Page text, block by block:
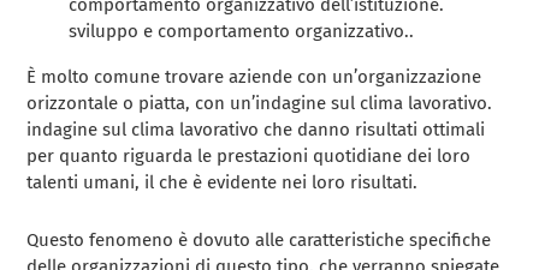
comportamento organizzativo dell’istituzione.
sviluppo e comportamento organizzativo..
È molto comune trovare aziende con un’organizzazione
orizzontale o piatta, con un’indagine sul clima lavorativo.
indagine sul clima lavorativo che danno risultati ottimali
per quanto riguarda le prestazioni quotidiane dei loro
talenti umani, il che è evidente nei loro risultati.
Questo fenomeno è dovuto alle caratteristiche specifiche